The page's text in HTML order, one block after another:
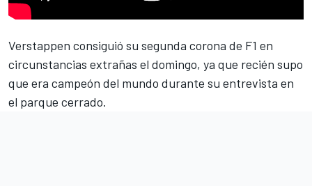
Verstappen consiguió su segunda corona de F1 en
circunstancias extrañas el domingo, ya que recién supo
que era campeón del mundo durante su entrevista en
el parque cerrado.